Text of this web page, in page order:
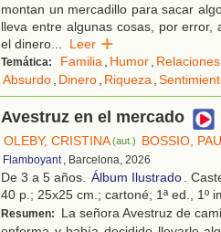
montan un mercadillo para sacar
lleva entre algunas cosas, por
el dinero... Leer
Temática: Familia, Humor,
Absurdo, Dinero, Riqueza,
Avestruz en el mercado
OLEBY, CRISTINA(aut.) BOSSIO,
Flamboyant , Barcelona, 2026
De 3 a 5 años. Álbum Ilustrado.
40 p.; 25x25 cm.; cartoné; 1ª ed., 1º
Resumen:
La señora Avestruz de